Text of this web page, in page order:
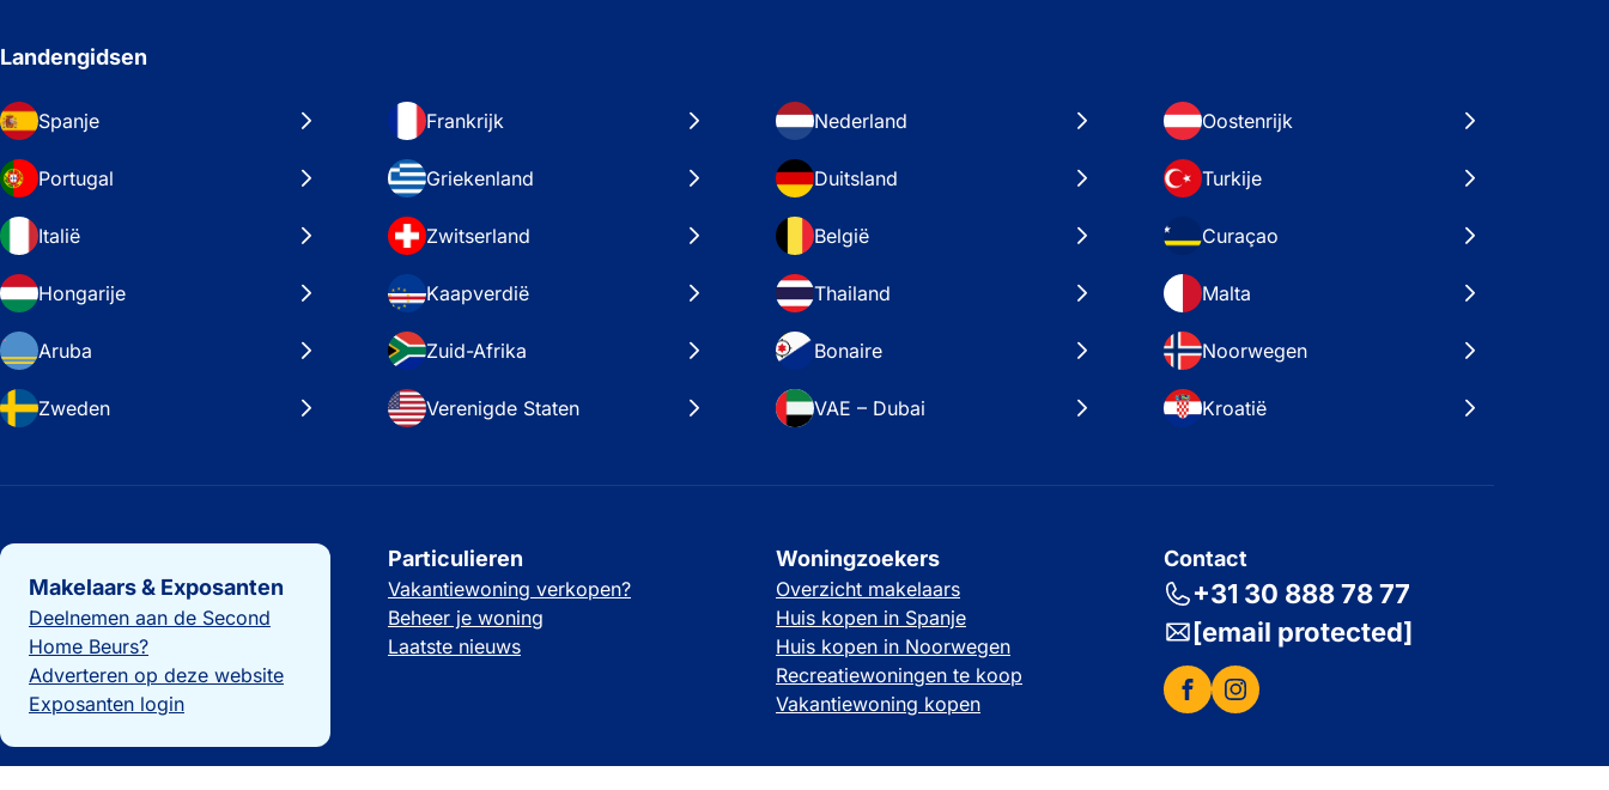
Landengidsen
Spanje Frankrijk Nederland Oostenrijk
Portugal Griekenland Duitsland Turkije
Italië Zwitserland België Curaçao
Hongarije Kaapverdië Thailand Malta
Aruba Zuid-Afrika Bonaire Noorwegen
Zweden Verenigde Staten VAE – Dubai Kroatië
Belangrijke links
Makelaars & Exposanten
Deelnemen aan de Second
Home Beurs?
Adverteren op deze website
Exposanten login
Particulieren
Vakantiewoning verkopen?
Beheer je woning
Laatste nieuws
Woningzoekers
Overzicht makelaars
Huis kopen in Spanje
Huis kopen in Noorwegen
Recreatiewoningen te koop
Vakantiewoning kopen
Contact
+31 30 888 78 77
[email protected]